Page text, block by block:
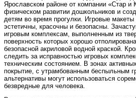
Ярославском районе от компании «Стар и
физическом развитии дошкольников и
детям во время прогулки. Игровые
эстетичны, красочны и безопасны.
игровым комплексам, выполненным из
поверхность которых хорошо
безопасной акриловой водной краской.
следить за исправностью игровых
техническим состоянием. В зонах
покрытие, с утрамбованным беспыльным
альтернативы могут использоваться
безвредные для человека.